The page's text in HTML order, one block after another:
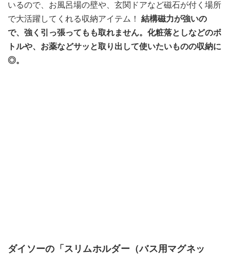
いるので、お風呂場の壁や、玄関ドアなど磁石が付く場所
で大活躍してくれる収納アイテム！ 結構磁力が強いの
で、強く引っ張ってもも取れません。化粧落としなどのボ
トルや、お薬などサッと取り出して使いたいものの収納に
◎。
ダイソーの「スリムホルダー（バス用マグネッ